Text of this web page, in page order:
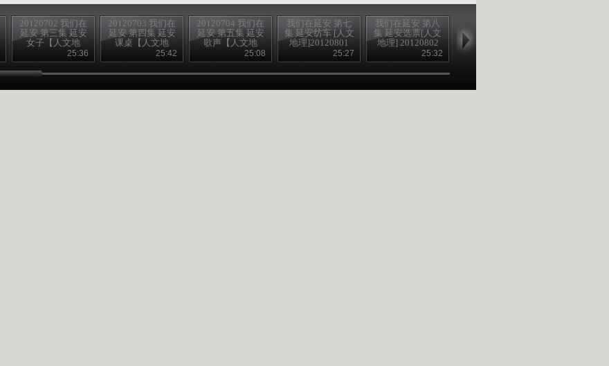
20120702 我们在
延安 第三集 延安
女子【人文地
25:36
20120703 我们在
延安 第四集 延安
课桌【人文地
25:42
20120704 我们在
延安 第五集 延安
歌声【人文地
25:08
我们在延安 第七
集 延安纺车 [人文
地理]20120801
25:27
我们在延安 第八
集 延安选票[人文
地理] 20120802
25:32
集 延安舞步[人文
地理] 20120803